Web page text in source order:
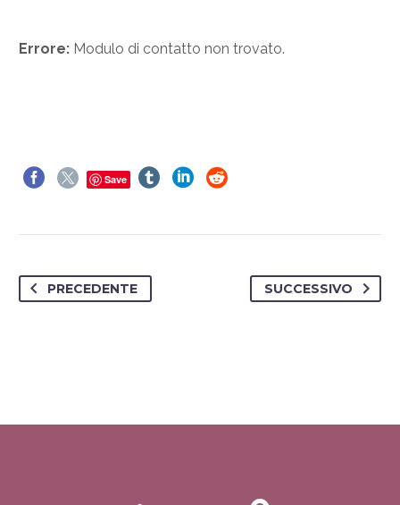
Errore: Modulo di contatto non trovato.
Save
PRECEDENTE SUCCESSIVO